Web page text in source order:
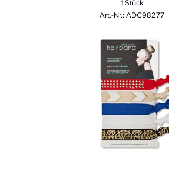
1 Stück
Art.-Nr.: ADC98277